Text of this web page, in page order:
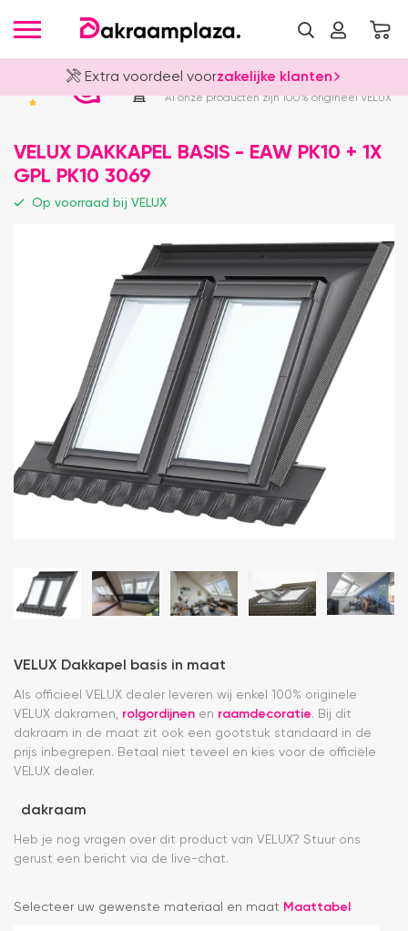
Extra voordeel voorzakelijke klanten
Officieel VELUX Dealer
Al onze producten zijn 100% origineel VELUX
VELUX DAKKAPEL BASIS - EAW PK10 + 1X
GPL PK10 3069
Op voorraad bij VELUX
VELUX Dakkapel basis in maat
Als officieel VELUX dealer leveren wij enkel 100% originele
VELUX dakramen, rolgordijnen en raamdecoratie. Bij dit
dakraam in de maat zit ook een gootstuk standaard in de
prijs inbegrepen. Betaal niet teveel en kies voor de officiële
VELUX dealer.
dakraam
Heb je nog vragen over dit product van VELUX? Stuur ons
gerust een bericht via de live-chat.
Selecteer uw gewenste materiaal en maat Maattabel